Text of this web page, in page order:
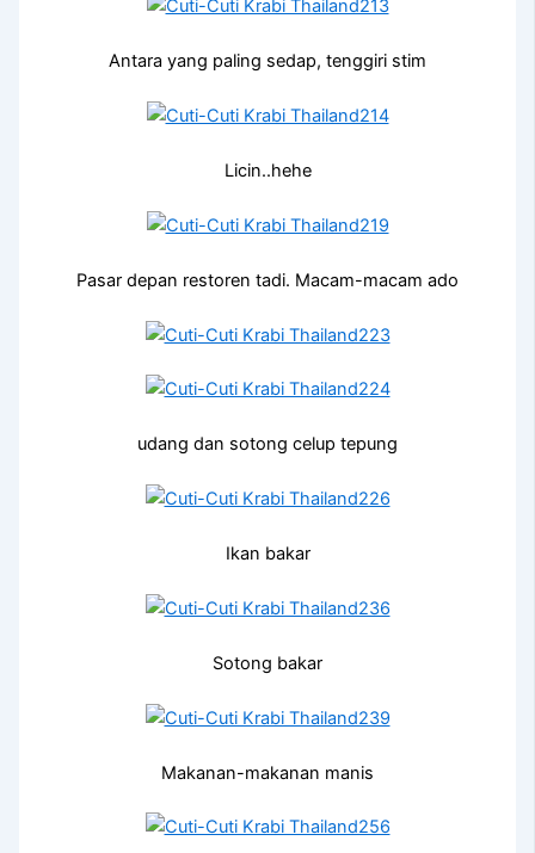
Antara yang paling sedap, tenggiri stim
Licin..hehe
Pasar depan restoren tadi. Macam-macam ado
udang dan sotong celup tepung
Ikan bakar
Sotong bakar
Makanan-makanan manis